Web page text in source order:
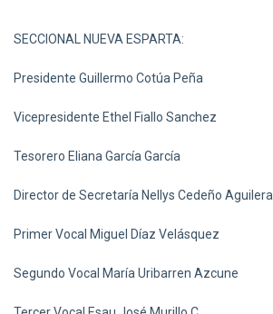
SECCIONAL NUEVA ESPARTA:
Presidente Guillermo Cotúa Peña
Vicepresidente Ethel Fiallo Sanchez
Tesorero Eliana García García
Director de Secretaría Nellys Cedeño Aguilera
Primer Vocal Miguel Díaz Velásquez
Segundo Vocal María Uribarren Azcune